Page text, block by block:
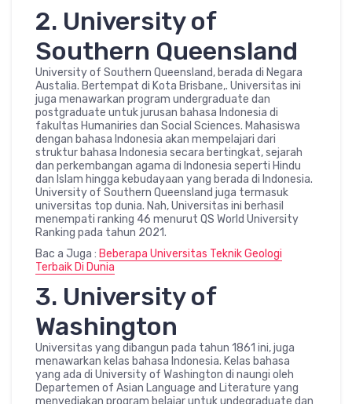
2. University of
Southern Queensland
University of Southern Queensland, berada di Negara
Austalia. Bertempat di Kota Brisbane,. Universitas ini
juga menawarkan program undergraduate dan
postgraduate untuk jurusan bahasa Indonesia di
fakultas Humaniries dan Social Sciences. Mahasiswa
dengan bahasa Indonesia akan mempelajari dari
struktur bahasa Indonesia secara bertingkat, sejarah
dan perkembangan agama di Indonesia seperti Hindu
dan Islam hingga kebudayaan yang berada di Indonesia.
University of Southern Queensland juga termasuk
universitas top dunia. Nah, Universitas ini berhasil
menempati ranking 46 menurut QS World University
Ranking pada tahun 2021.
Bac a Juga : Beberapa Universitas Teknik Geologi
Terbaik Di Dunia
3. University of
Washington
Universitas yang dibangun pada tahun 1861 ini, juga
menawarkan kelas bahasa Indonesia. Kelas bahasa
yang ada di University of Washington di naungi oleh
Departemen of Asian Language and Literature yang